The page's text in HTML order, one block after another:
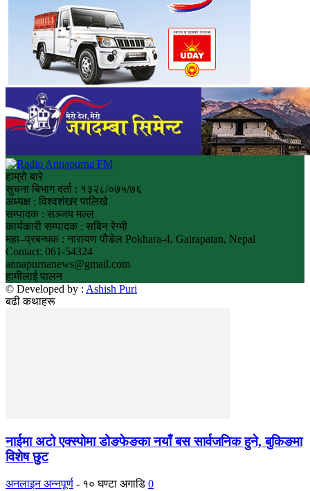
हाम्रो बारे
सुचना बिभाग दर्ता : १३२८/०७५/७६
अध्यक्ष : विश्वशंखर पालिखे
सम्पादक : सञ्जय मल्ल
कार्यकारी सम्पादक : सबिन रेग्मी
महा–प्रबन्धक : नारायण पौडेल Pokhara-4, Gairapatan, Nepal
Contact: 061-54324
annapurnanews@gmail.com
हामीलाई पालन
© Developed by : Ashish Puri
बढी कथाहरू
नाईमा अटो एक्स्पोमा डोङफेङका नयाँ बस सार्वजनिक हुने, बुकिङमा
विशेष छुट
अनलाइन अन्नपूर्ण - १० घण्टा अगाडि 0